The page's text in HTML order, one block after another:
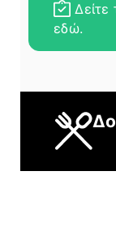
Δείτε
εδώ.